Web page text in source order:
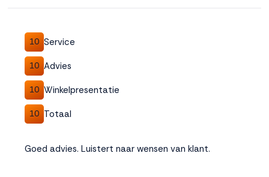
10 Service
10 Advies
10 Winkelpresentatie
10 Totaal
Goed advies. Luistert naar wensen van klant.